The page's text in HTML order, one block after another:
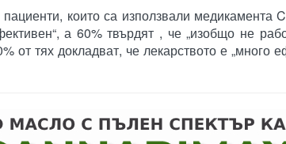
които са използвали медикамента
а 60% твърдят , че „изобщо не
от тях докладват, че лекарството е „много